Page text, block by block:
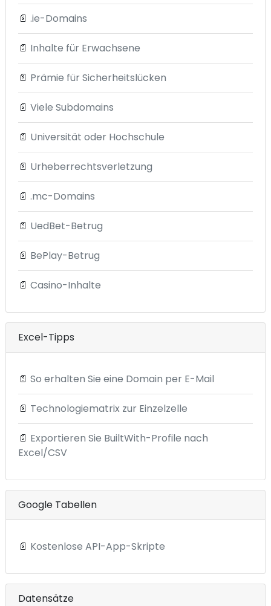
📄 .ie-Domains
📄 Inhalte für Erwachsene
📄 Prämie für Sicherheitslücken
📄 Viele Subdomains
📄 Universität oder Hochschule
📄 Urheberrechtsverletzung
📄 .mc-Domains
📄 UedBet-Betrug
📄 BePlay-Betrug
📄 Casino-Inhalte
Excel-Tipps
📄 So erhalten Sie eine Domain per E-Mail
📄 Technologiematrix zur Einzelzelle
📄 Exportieren Sie BuiltWith-Profile nach
Excel/CSV
Google Tabellen
📄 Kostenlose API-App-Skripte
Datensätze